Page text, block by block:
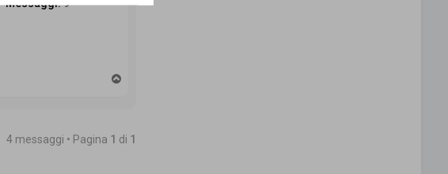
Messaggi:9
4 messaggi • Pagina 1 di 1